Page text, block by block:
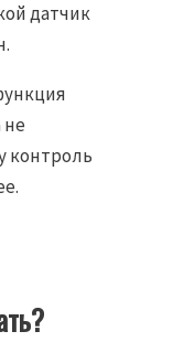
датчик
не
контроль